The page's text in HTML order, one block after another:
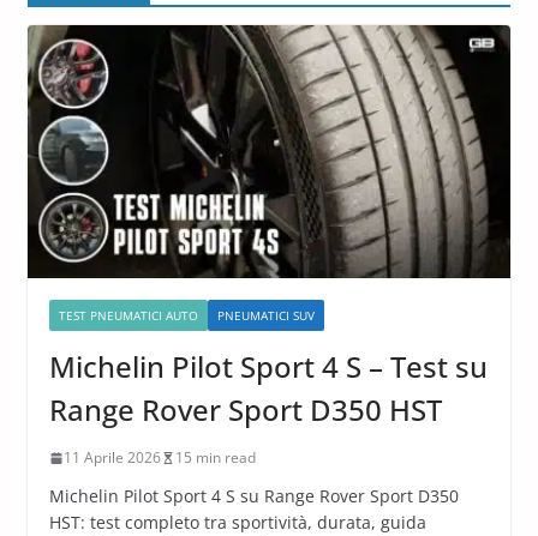
TEST PNEUMATICI AUTO PNEUMATICI SUV
Michelin Pilot Sport 4 S – Test su
Range Rover Sport D350 HST
11 Aprile 2026 15 min read
Michelin Pilot Sport 4 S su Range Rover Sport D350
HST: test completo tra sportività, durata, guida